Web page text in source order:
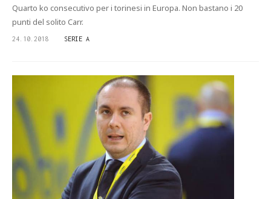
Quarto ko consecutivo per i torinesi in Europa. Non bastano i 20
punti del solito Carr.
24.10.2018 SERIE A